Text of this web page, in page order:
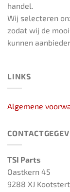
handel.
Wij selecteren
zodat wij de
kunnen
LINKS
Algemene
TSI Parts
Oastkern 45
9288 XJ